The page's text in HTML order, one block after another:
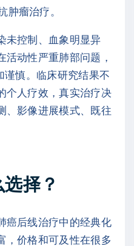
肿瘤治疗。
未控制、血象明显异
动性严重肺部问题，
谨慎。临床研究结果不
个人疗效，真实治疗决
、影像进展模式、既往
择？
癌后线治疗中的经典化
，价格和可及性在很多